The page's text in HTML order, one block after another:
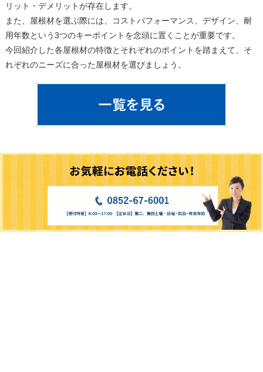
リット・デメリットが存在します。
また、屋根材を選ぶ際には、コストパフォーマンス、デザイン、耐
用年数という3つのキーポイントを念頭に置くことが重要です。
今回紹介した各屋根材の特徴とそれぞれのポイントを踏まえて、そ
れぞれのニーズに合った屋根材を選びましょう。